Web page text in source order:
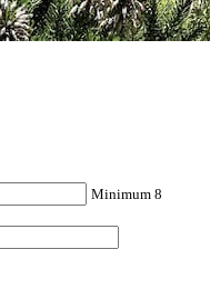
Minimum 8